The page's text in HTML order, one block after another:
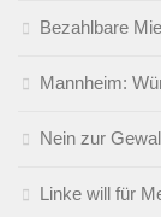
Bezahlbare
Mannheim:
Nein zur
Linke will für